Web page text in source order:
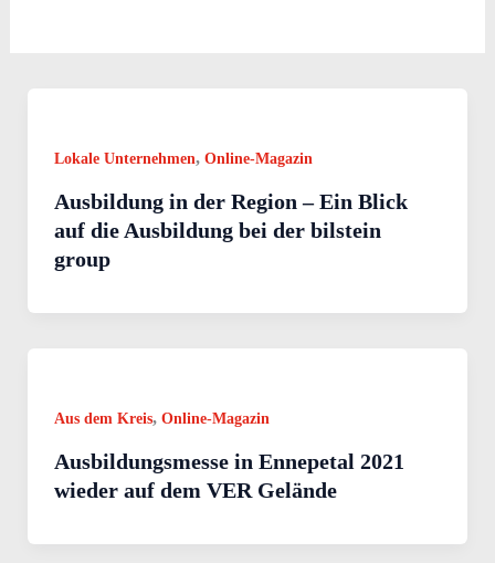
Lokale Unternehmen, Online-Magazin
Ausbildung in der Region – Ein Blick
auf die Ausbildung bei der bilstein
group
Aus dem Kreis, Online-Magazin
Ausbildungsmesse in Ennepetal 2021
wieder auf dem VER Gelände